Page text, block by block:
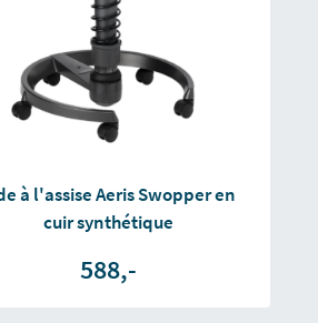
à l'assise Aeris Swopper en
cuir synthétique
588,-